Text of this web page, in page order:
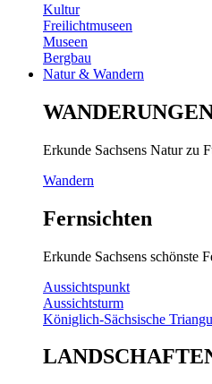
Kultur
Freilichtmuseen
Museen
Bergbau
Natur & Wandern
Erkunde Sachsens Natur zu
Wandern
Fernsichten
Erkunde Sachsens schönste
Aussichtspunkt
Aussichtsturm
Königlich-Sächsische